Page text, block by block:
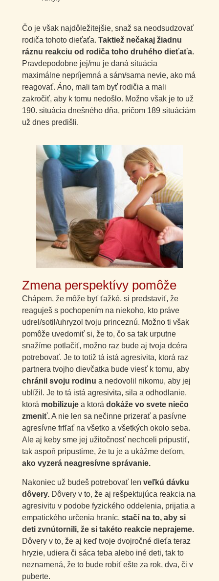
Čo je však najdôležitejšie, snaž sa neodsudzovať
rodiča tohoto dieťaťa. Taktiež nečakaj žiadnu
ráznu reakciu od rodiča toho druhého dieťaťa.
Pravdepodobne jej/mu je daná situácia
maximálne nepríjemná a sám/sama nevie, ako má
reagovať. Áno, mali tam byť rodičia a mali
zakročiť, aby k tomu nedošlo. Možno však je to už
190. situácia dnešného dňa, pričom 189 situáciám
už dnes predišli.
Zmena perspektívy pomôže
Chápem, že môže byť ťažké, si predstaviť, že
reaguješ s pochopením na niekoho, kto práve
udrel/sotil/uhryzol tvoju princeznú. Možno ti však
pomôže uvedomiť si, že to, čo sa tak urputne
snažíme potlačiť, možno raz bude aj tvoja dcéra
potrebovať. Je to totiž tá istá agresivita, ktorá raz
partnera tvojho dievčatka bude viesť k tomu, aby
chránil svoju rodinu a nedovolil nikomu, aby jej
ublížil. Je to tá istá agresivita, sila a odhodlanie,
ktorá mobilizuje a ktorá dokáže vo svete niečo
zmeniť.A nie len sa nečinne prizerať a pasívne
agresívne frfľať na všetko a všetkých okolo seba.
Ale aj keby sme jej užitočnosť nechceli pripustiť,
tak aspoň pripustime, že tu je a ukážme deťom,
ako vyzerá neagresívne správanie.
Nakoniec už budeš potrebovať len veľkú dávku
dôvery. Dôvery v to, že aj rešpektujúca reakcia na
agresivitu v podobe fyzického oddelenia, prijatia a
empatického určenia hraníc, stačí na to, aby si
deti zvnútornili, že si takéto reakcie neprajeme.
Dôvery v to, že aj keď tvoje dvojročné dieťa teraz
hryzie, udiera či sáca teba alebo iné deti, tak to
neznamená, že to bude robiť ešte za rok, dva, či v
puberte.